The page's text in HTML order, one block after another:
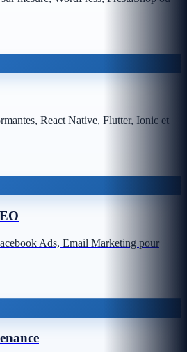
React Native, Flutter, Ionic et
Ads, Email Marketing pour